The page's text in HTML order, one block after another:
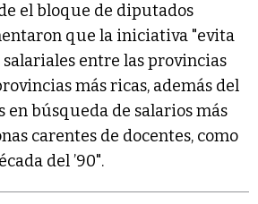
el bloque de diputados
que la iniciativa "evita
entre las provincias
más ricas, además del
en búsqueda de salarios más
carentes de docentes, como
del ’90".